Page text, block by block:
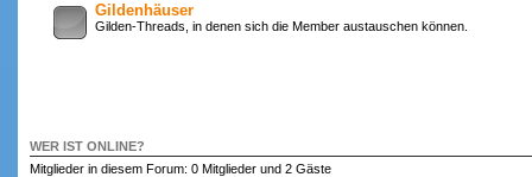
Gildenhäuser
Gilden-Threads, in denen sich die Member austauschen können.
WER IST ONLINE?
Mitglieder in diesem Forum: 0 Mitglieder und 2 Gäste